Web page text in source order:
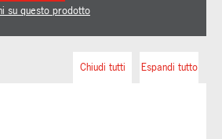
su questo prodotto
Espandi tutto
Chiudi tutti